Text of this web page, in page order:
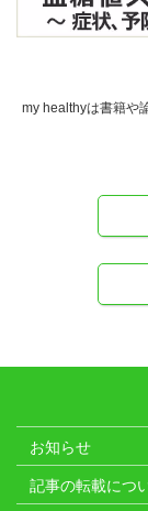
my healthyは書籍や
お知らせ
記事の転載につ